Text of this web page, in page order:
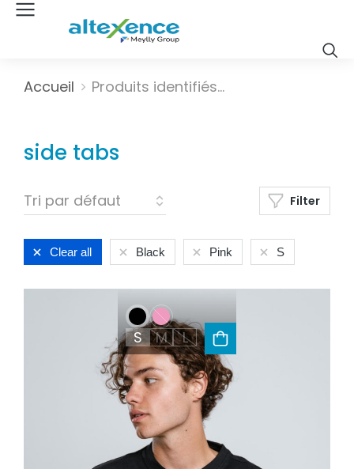
Vous êtes ici :
Accueil Produits identifiés…
side tabs
Filter
Clear all Black Pink S
S M L